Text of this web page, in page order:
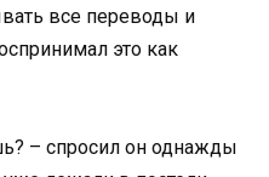
все переводы и
это как
– спросил он однажды